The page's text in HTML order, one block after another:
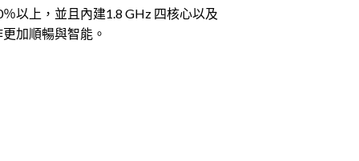
以上，並且內建1.8 GHz 四核心以及
加順暢與智能。